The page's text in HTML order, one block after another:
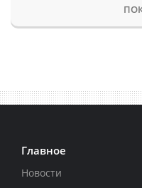
Главное
Новости